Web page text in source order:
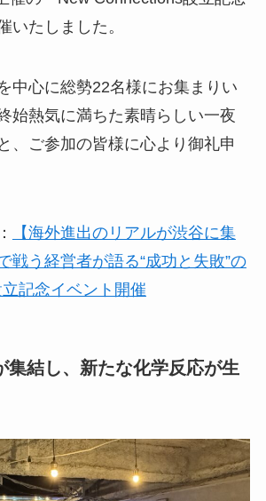
いたしました。
中心に総勢22名様にお集まりい
始熱気に満ちた素晴らしい一夜
、ご参加の皆様に心より御礼申
【海外進出のリアルが渋谷に集
戦う経営者が語る“成功と失敗”の
記念イベント開催
集結し、新たな化学反応が生